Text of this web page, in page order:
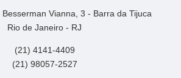
Vianna, 3 - Barra da Tijuca
Rio de Janeiro - RJ
(21) 4141-4409
(21) 98057-2527